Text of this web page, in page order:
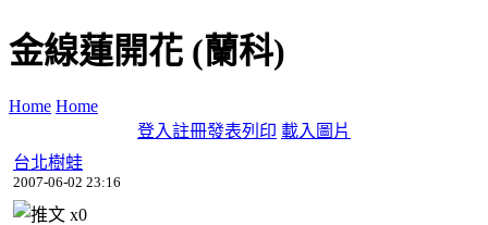
金線蓮開花 (蘭科)
Home Home
登入註冊發表列印 載入圖片
台北樹蛙
2007-06-02 23:16
x0